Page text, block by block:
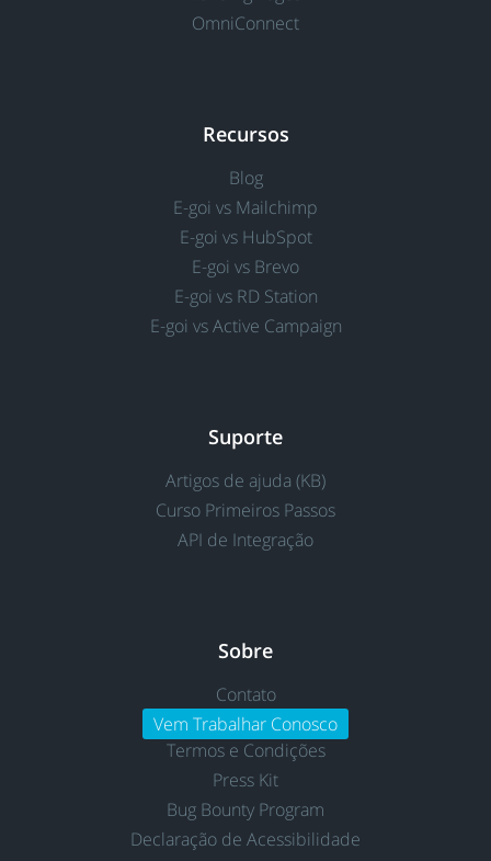
OmniConnect
Recursos
Blog
E-goi vs Mailchimp
E-goi vs HubSpot
E-goi vs Brevo
E-goi vs RD Station
E-goi vs Active Campaign
Suporte
Artigos de ajuda (KB)
Curso Primeiros Passos
API de Integração
Sobre
Contato
Vem Trabalhar Conosco
Termos e Condições
Press Kit
Bug Bounty Program
Declaração de Acessibilidade